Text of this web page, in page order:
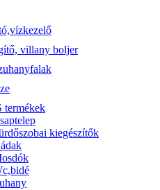
villany boljer
kiegészítők